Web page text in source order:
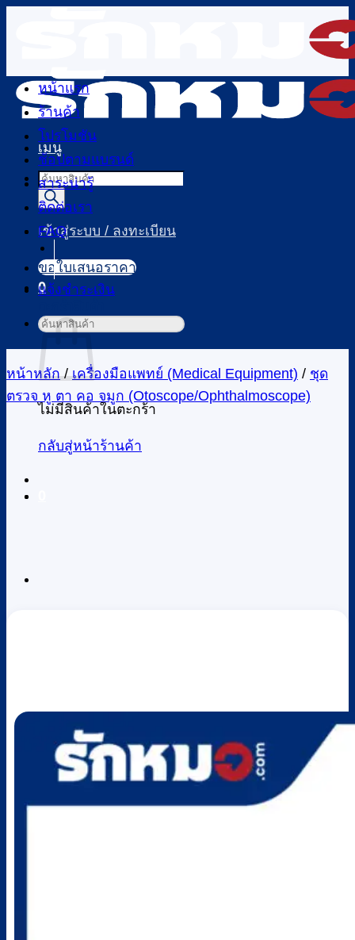
เนื้อหา
เมนู
Products
search
เข้าสู่ระบบ / ลงทะเบียน
0
ไม่มีสินค้าในตะกร้า
กลับสู่หน้าร้านค้า
หน้าแรก
ร้านค้า
โปรโมชัน
ช้อปตามแบรนด์
สาระน่ารู้
ติดต่อเรา
FAQ
ขอใบเสนอราคา
แจ้งชำระเงิน
ค้นหา:
หน้าหลัก / เครื่องมือแพทย์ (Medical Equipment) / ชุด
ตรวจ หู ตา คอ จมูก (Otoscope/Ophthalmoscope)